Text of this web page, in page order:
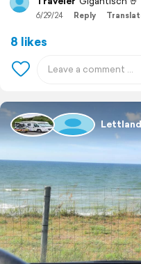
6/29/24 Reply
8 likes